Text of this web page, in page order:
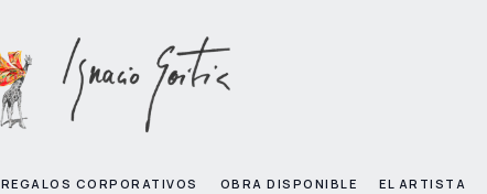
REGALOS CORPORATIVOS OBRA DISPONIBLE EL ARTISTA